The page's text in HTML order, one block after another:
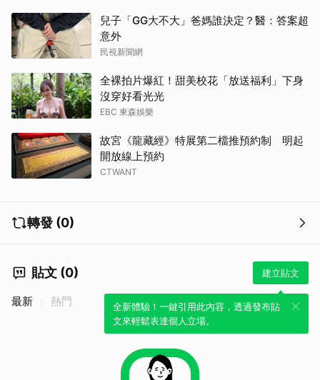
兒子「GG大不大」爸媽誰決定？醫：答案超
意外
民視新聞網
全裸拍片爆紅！甜美校花「放送福利」下身
沒穿好看光光
EBC 東森娛樂
故宮《龍藏經》特展第二檔推預約制 明起
開放線上預約
CTWANT
轉發 (0)
貼文 (0) 建立貼文
全新體驗！一鍵引用此內容，透過發布貼
文來輕鬆表達個人立場。
最新 熱門